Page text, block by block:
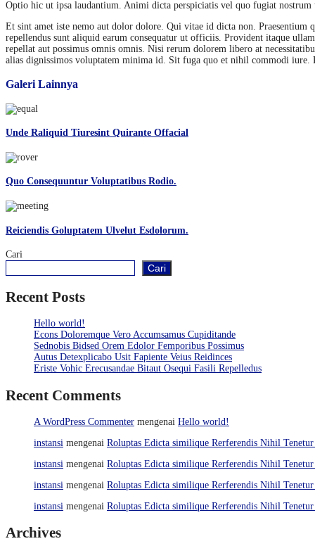
Optio hic ut ipsa laudantium. Animi dicta perspiciatis vel quo fugiat
Et sint amet iste nemo aut dolor dolore. Qui vitae id dicta non.
repellendus sunt aliquid earum consequatur ut officiis. Provident itaque
repellat aut possimus omnis omnis. Nisi rerum dolorem libero at
alias dignissimos voluptatem minima id. Sit fuga quo et nihil commodi iure.
Galeri Lainnya
Unde Raliquid Tiuresint Quirante Offacial
Quo Consequuntur Voluptatibus Rodio.
Reiciendis Goluptatem Ulvelut Esdolorum.
Cari
Cari
Recent Posts
Hello world!
Econs Doloremque Vero Accumsamus Cupiditande
Sednobis Bidsed Orem Edolor Femporibus Possimus
Autus Detexplicabo Usit Fapiente Veius Reidinces
Eriste Vohic Erecusandae Bitaut Osequi Fasili Repelledus
Recent Comments
A WordPress Commenter mengenai Hello world!
instansi mengenai Roluptas Edicta similique Rerferendis Nihil Tenetur
instansi mengenai Roluptas Edicta similique Rerferendis Nihil Tenetur
instansi mengenai Roluptas Edicta similique Rerferendis Nihil Tenetur
instansi mengenai Roluptas Edicta similique Rerferendis Nihil Tenetur
Archives